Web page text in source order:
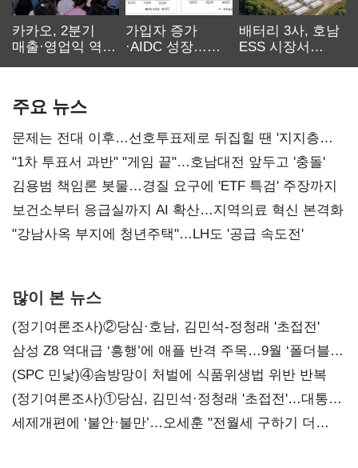
카카오, 2분기
매출·영업익 역대
가입자 증가
·AIDC 성장…
배터리 3사, 호남
ESS 시장서
주요 뉴스
문제는 전대 이후…선호투표제로 뒤집힐 땐 '지지층
불복'
"1차 투표서 과반" "게임 끝"…호남대전 앞두고 '충돌'
김용범 책임론 봇물…경질 요구에 'ETF 특검' 주장까지
보건소부터 응급실까지 AI 확산…지역의료 혁신 본격화
"강남사옥 부지에 청년주택"…LH도 '공급 속도전'
많이 본 뉴스
(정기여론조사)②당심·호남, 김민석-정청래 '초접전'
삼성 Z8 역대급 ‘흥행’에 애플 반격 주목…9월 ‘폴더블
대전’
(SPC 민낯)④솜방망이 처벌에 식품위생법 위반 반복
(정기여론조사)①당심, 김민석·정청래 '초접전'…대통령
지지도 '50% 아래로'(종합)
세제개편에 ‘불안·불만’…오세훈 "전월세 구하기 더